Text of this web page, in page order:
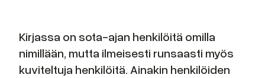
Kirjassa on sota-ajan henkilöitä omilla
nimillään, mutta ilmeisesti runsaasti myös
kuviteltuja henkilöitä. Ainakin henkilöiden